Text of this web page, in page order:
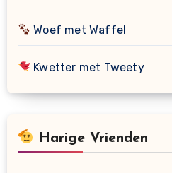
Woef met Waffel
Kwetter met Tweety
Harige Vrienden